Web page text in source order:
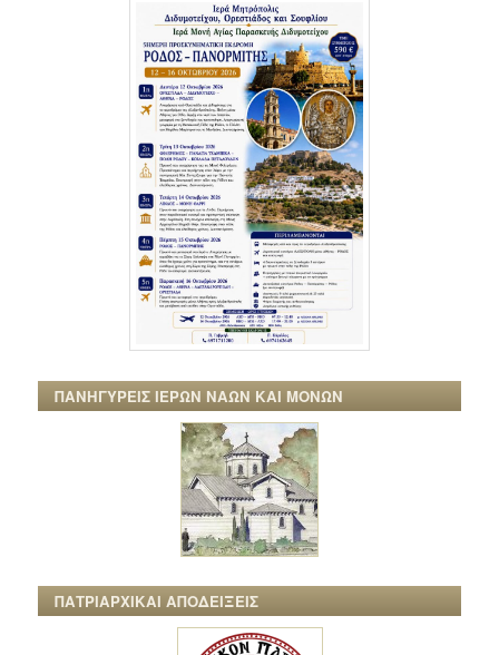
ΠΑΝΗΓΥΡΕΙΣ ΙΕΡΩΝ ΝΑΩΝ ΚΑΙ ΜΟΝΩΝ
ΠΑΤΡΙΑΡΧΙΚΑΙ ΑΠΟΔΕΙΞΕΙΣ